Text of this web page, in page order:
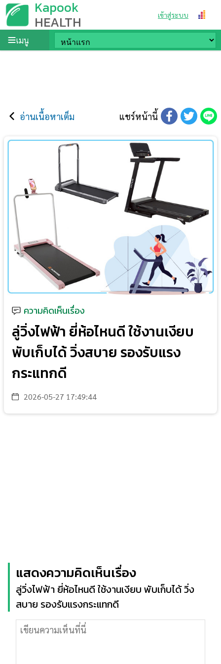
Kapook
HEALTH เข้าสู่ระบบ
เมนู
อ่านเนื้อหาเต็ม แชร์หน้านี้
ความคิดเห็นเรื่อง
ลู่วิ่งไฟฟ้า ยี่ห้อไหนดี ใช้งานเงียบ
พับเก็บได้ วิ่งสบาย รองรับแรง
กระแทกดี
2026-05-27 17:49:44
แสดงความคิดเห็นเรื่อง
ลู่วิ่งไฟฟ้า ยี่ห้อไหนดี ใช้งานเงียบ พับเก็บได้ วิ่ง
สบาย รองรับแรงกระแทกดี